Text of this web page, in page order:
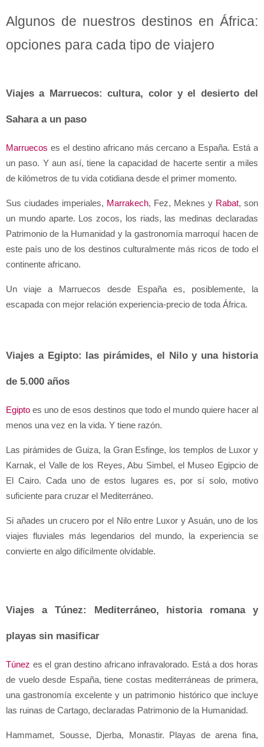
Algunos de nuestros destinos en África:
opciones para cada tipo de viajero
Viajes a Marruecos: cultura, color y el desierto del
Sahara a un paso
Marruecos es el destino africano más cercano a España. Está a
un paso. Y aun así, tiene la capacidad de hacerte sentir a miles
de kilómetros de tu vida cotidiana desde el primer momento.
Sus ciudades imperiales, Marrakech, Fez, Meknes y Rabat, son
un mundo aparte. Los zocos, los riads, las medinas declaradas
Patrimonio de la Humanidad y la gastronomía marroquí hacen de
este país uno de los destinos culturalmente más ricos de todo el
continente africano.
Un viaje a Marruecos desde España es, posiblemente, la
escapada con mejor relación experiencia-precio de toda África.
Viajes a Egipto: las pirámides, el Nilo y una historia
de 5.000 años
Egipto es uno de esos destinos que todo el mundo quiere hacer al
menos una vez en la vida. Y tiene razón.
Las pirámides de Guiza, la Gran Esfinge, los templos de Luxor y
Karnak, el Valle de los Reyes, Abu Simbel, el Museo Egipcio de
El Cairo. Cada uno de estos lugares es, por sí solo, motivo
suficiente para cruzar el Mediterráneo.
Si añades un crucero por el Nilo entre Luxor y Asuán, uno de los
viajes fluviales más legendarios del mundo, la experiencia se
convierte en algo difícilmente olvidable.
Viajes a Túnez: Mediterráneo, historia romana y
playas sin masificar
Túnez es el gran destino africano infravalorado. Está a dos horas
de vuelo desde España, tiene costas mediterráneas de primera,
una gastronomía excelente y un patrimonio histórico que incluye
las ruinas de Cartago, declaradas Patrimonio de la Humanidad.
Hammamet, Sousse, Djerba, Monastir. Playas de arena fina,